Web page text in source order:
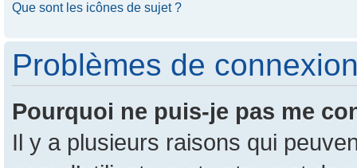
Que sont les icônes de sujet ?
Problèmes de
Pourquoi ne puis-je pas me
Il y a plusieurs raisons qui